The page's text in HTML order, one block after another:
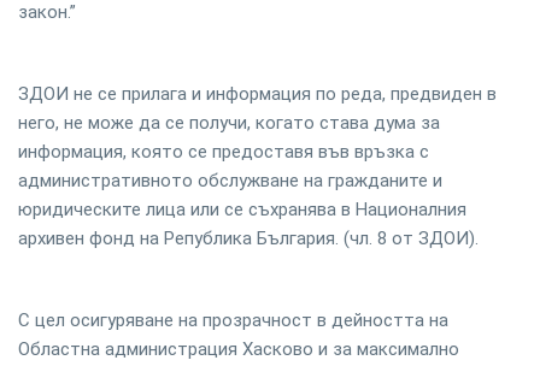
закон.”
ЗДОИ не се прилага и информация по реда, предвиден в
него, не може да се получи, когато става дума за
информация, която се предоставя във връзка с
административното обслужване на гражданите и
юридическите лица или се съхранява в Националния
архивен фонд на Република България. (чл. 8 от ЗДОИ).
С цел осигуряване на прозрачност в дейността на
Областна администрация Хасково и за максимално